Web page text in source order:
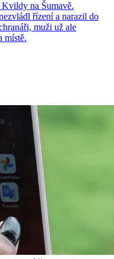
na Šumavě.
řízení a narazil do
muži už ale
místě.